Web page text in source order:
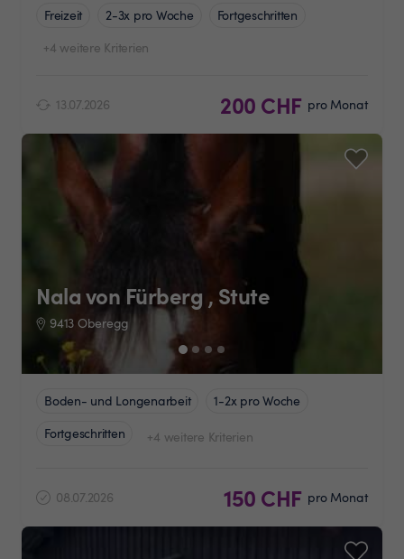
Freizeit 2-3x pro Woche
Fortgeschritten
+4 weitere Kriterien
13.07.2026 200 CHF pro Monat
Nala von Fürberg , Stute
9413 Oberegg
Boden- und Longenarbeit
1-2x pro Woche
Fortgeschritten
+4 weitere Kriterien
08.07.2026 150 CHF pro Monat